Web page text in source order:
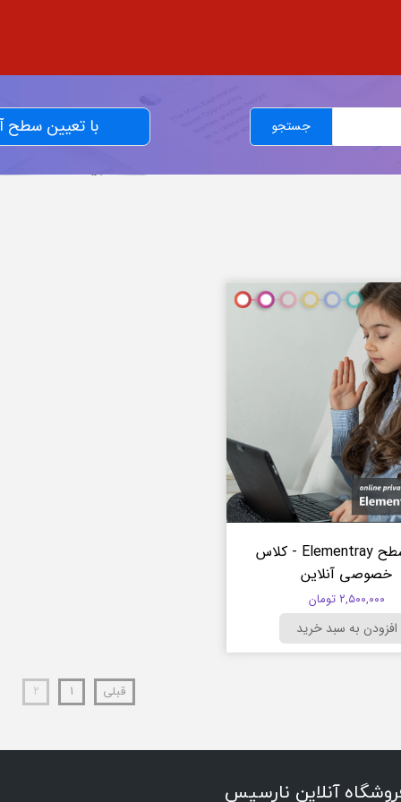
جستجو با تعیین سطح
دوره سطح Elementray - کلاس
خصوصی آنلاین
۲,۵۰۰,۰۰۰ تومان
افزودن به سبد خرید
قبلی ۱ ۲
آنلاین نارسیس